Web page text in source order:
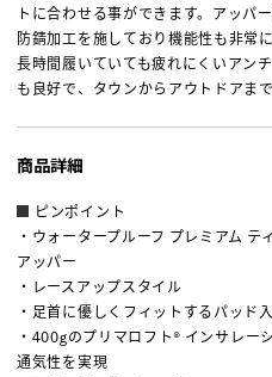
トに合わせる事ができます。アッパ
防錆加工を施しており機能性も非常
長時間履いていても疲れにくいアン
も良好で、タウンからアウトドアま
商品詳細
ピンポイント
・ウォータープルーフ プレミアム
アッパー
・レースアップスタイル
・足首に優しくフィットするパッド
・400gのプリマロフト® インサレー
通気性を実現